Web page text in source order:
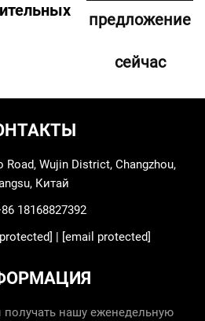
предложение
сейчас
Wujin District, Changzhou,
Китай
18168827392
[email protected]
нашу еженедельную